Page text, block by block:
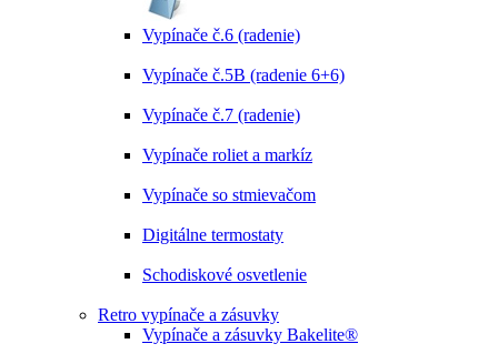
Vypínače č.6 (radenie)
Vypínače č.5B (radenie 6+6)
Vypínače č.7 (radenie)
Vypínače roliet a markíz
Vypínače so stmievačom
Digitálne termostaty
Schodiskové osvetlenie
Retro vypínače a zásuvky
Vypínače a zásuvky Bakelite®